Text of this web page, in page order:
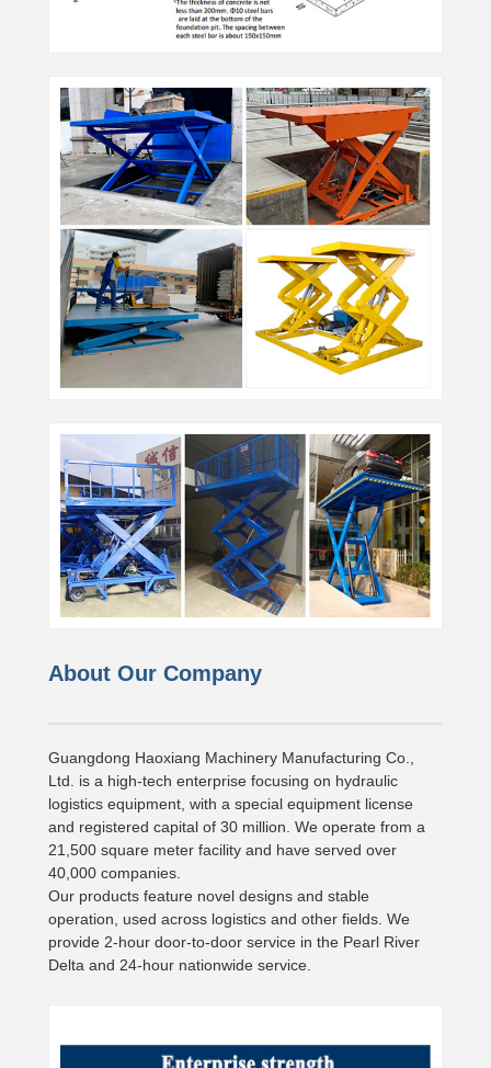
About Our Company
Guangdong Haoxiang Machinery Manufacturing Co.,
Ltd. is a high-tech enterprise focusing on hydraulic
logistics equipment, with a special equipment license
and registered capital of 30 million. We operate from a
21,500 square meter facility and have served over
40,000 companies.
Our products feature novel designs and stable
operation, used across logistics and other fields. We
provide 2-hour door-to-door service in the Pearl River
Delta and 24-hour nationwide service.